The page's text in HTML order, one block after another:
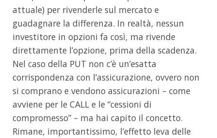
attuale) per rivenderle sul mercato e
guadagnare la differenza. In realtà, nessun
investitore in opzioni fa così, ma rivende
direttamente l’opzione, prima della scadenza.
Nel caso della PUT non c’è un’esatta
corrispondenza con l’assicurazione, ovvero non
si comprano e vendono assicurazioni – come
avviene per le CALL e le “cessioni di
compromesso” – ma hai capito il concetto.
Rimane, importantissimo, l’effetto leva delle